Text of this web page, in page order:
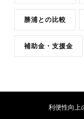
か
?
勝浦との比較
補助金・支援金
Copyright 御宿 Life
利便性向上